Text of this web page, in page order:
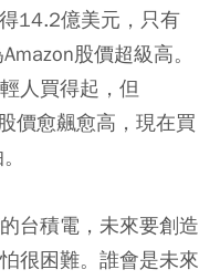
14.2億美元，只有
股價超級高。
人買得起，但
價愈飆愈高，現在買
台積電，未來要創造
很困難。誰會是未來